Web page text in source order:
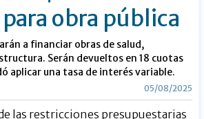
obra pública
a financiar obras de salud,
Serán devueltos en 18 cuotas
aplicar una tasa de interés variable.
05/08/2025
las restricciones presupuestarias